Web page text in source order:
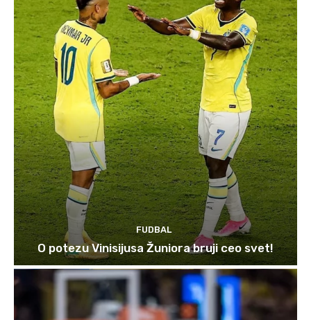
FUDBAL
O potezu Vinisijusa Žuniora bruji ceo svet!